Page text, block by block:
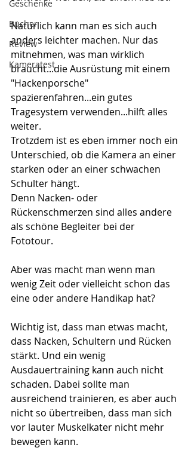
Geschenke
Bücher
Review
Kameratest
Natürlich kann man es sich auch
anders leichter machen. Nur das
mitnehmen, was man wirklich
braucht...die Ausrüstung mit einem
"Hackenporsche"
spazierenfahren...ein gutes
Tragesystem verwenden...hilft alles
weiter.
Trotzdem ist es eben immer noch ein
Unterschied, ob die Kamera an einer
starken oder an einer schwachen
Schulter hängt.
Denn Nacken- oder
Rückenschmerzen sind alles andere
als schöne Begleiter bei der
Fototour.
Aber was macht man wenn man
wenig Zeit oder vielleicht schon das
eine oder andere Handikap hat?
Wichtig ist, dass man etwas macht,
dass Nacken, Schultern und Rücken
stärkt. Und ein wenig
Ausdauertraining kann auch nicht
schaden. Dabei sollte man
ausreichend trainieren, es aber auch
nicht so übertreiben, dass man sich
vor lauter Muskelkater nicht mehr
bewegen kann.